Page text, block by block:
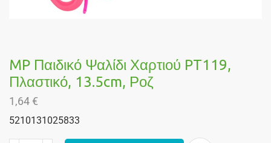
MP Παιδικό Ψαλίδι Χαρτιού PT119,
Πλαστικό, 13.5cm, Ροζ
1,64 €
5210131025833